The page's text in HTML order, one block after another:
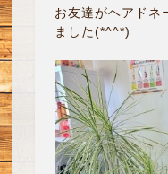
お友達がヘアドネ
ました(*^^*)